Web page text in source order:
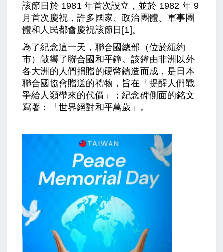
該節日於 1981 年首次設立，並於 1982 年 9
月首次慶祝，許多國家、政治團體、軍事團
體和人民都會慶祝該節日[1]。
為了紀念這一天，聯合國總部（位於紐約
市）敲響了聯合國和平鐘。該鐘由非洲以外
各大洲的人們捐贈的硬幣鑄造而成，是日本
聯合國協會贈送的禮物，旨在「提醒人們戰
爭給人類帶來的代價」；紀念碑側面的銘文
寫著：「世界絕對和平萬歲」。